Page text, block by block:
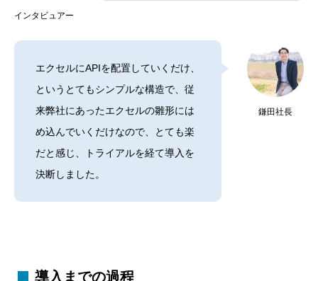
インタビュアー
鎌田社長
エクセルにAPIを配置していくだけ、
というとてもシンプルな構造で、従
来弊社にあったエクセルの雛形には
め込んでいくだけなので、とても楽
だと感じ、トライアルを経て導入を
決断しました。
導入までの過程